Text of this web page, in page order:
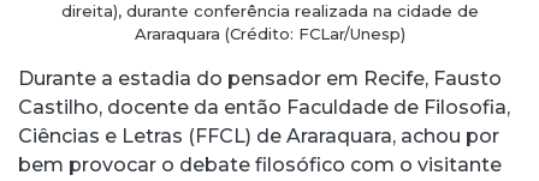
direita), durante conferência realizada na cidade de
Araraquara (Crédito: FCLar/Unesp)
Durante a estadia do pensador em Recife, Fausto
Castilho, docente da então Faculdade de Filosofia,
Ciências e Letras (FFCL) de Araraquara, achou por
bem provocar o debate filosófico com o visitante